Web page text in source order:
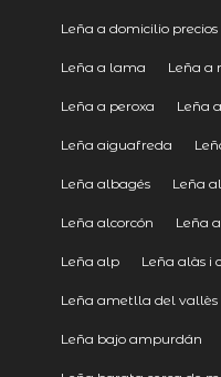
Leña a domicilio precios
Leña a lama Leña a
Leña a peroxa Leña
Leña aiguafreda
Leña albagés Leña
Leña alcorcón Leña
Leña alp Leña alàs i
Leña ametlla del vallès
Leña bajo ampurdán